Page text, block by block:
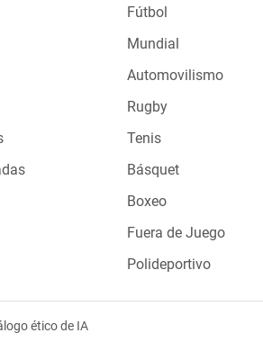
Fútbol
Mundial
Automovilismo
Rugby
Tenis
Básquet
Boxeo
Fuera de Juego
Polideportivo
ético de IA